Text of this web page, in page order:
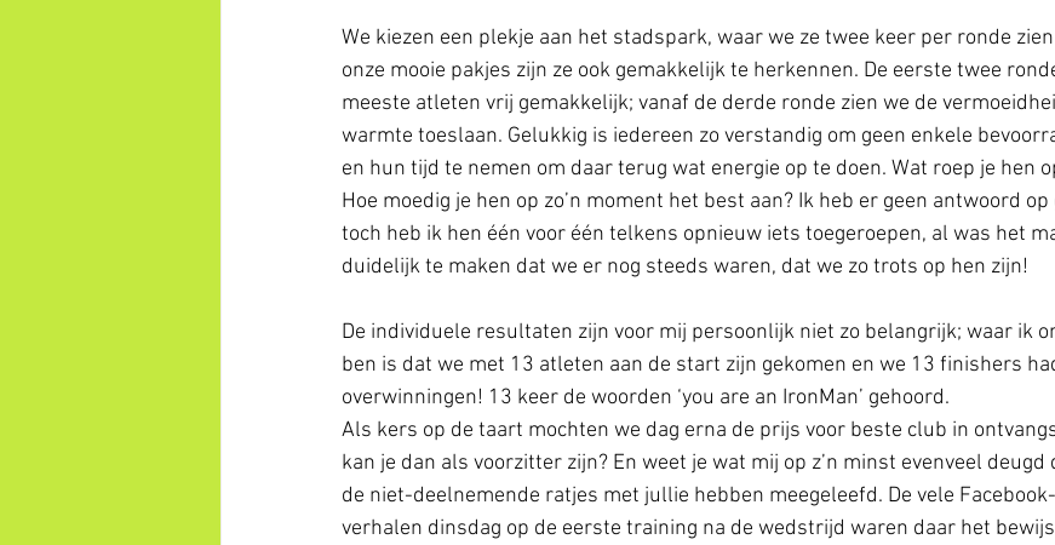
We kiezen een plekje aan het stadspark, waar we ze twee keer per ronde
onze mooie pakjes zijn ze ook gemakkelijk te herkennen. De eerste twee
meeste atleten vrij gemakkelijk; vanaf de derde ronde zien we de
warmte toeslaan. Gelukkig is iedereen zo verstandig om geen enkele
en hun tijd te nemen om daar terug wat energie op te doen. Wat roep je hen
Hoe moedig je hen op zo’n moment het best aan? Ik heb er geen antwoord
toch heb ik hen één voor één telkens opnieuw iets toegeroepen, al was het
duidelijk te maken dat we er nog steeds waren, dat we zo trots op hen zijn!
De individuele resultaten zijn voor mij persoonlijk niet zo belangrijk; waar ik
ben is dat we met 13 atleten aan de start zijn gekomen en we 13 finishers
overwinningen! 13 keer de woorden ‘you are an IronMan’ gehoord.
Als kers op de taart mochten we dag erna de prijs voor beste club in
kan je dan als voorzitter zijn? En weet je wat mij op z’n minst evenveel deugd
de niet-deelnemende ratjes met jullie hebben meegeleefd. De vele
verhalen dinsdag op de eerste training na de wedstrijd waren daar het